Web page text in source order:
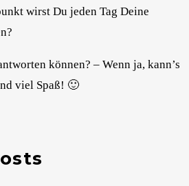
wirst Du jeden Tag Deine
können? – Wenn ja, kann’s
viel Spaß! 🙂